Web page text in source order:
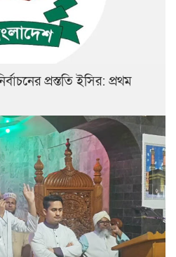
প্রস্ততি ইসির: প্রথম